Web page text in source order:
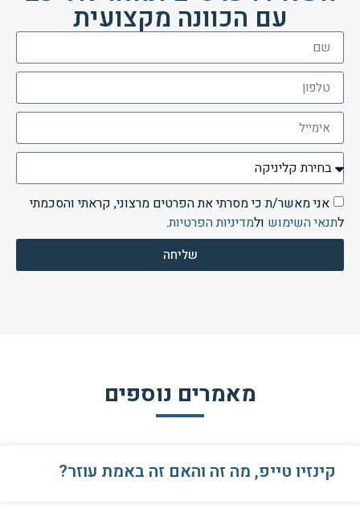
עם הכוונה מקצועית
אני מאשר/ת כי מסרתי את הפרטים מרצוני, קראתי והסכמתי
לתנאי השימוש ולמדיניות הפרטיות.
שליחה
מאמרים נוספים
קינזיו טייפ, מה זה והאם זה באמת עוזר?